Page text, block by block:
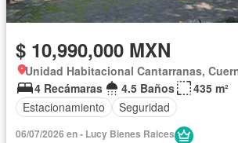
$ 10,990,000 MXN
Unidad Habitacional Cantarranas,
4 Recámaras
4.5 Baños
435 m²
Estacionamiento
Seguridad
06/07/2026 en - Lucy Bienes Raices